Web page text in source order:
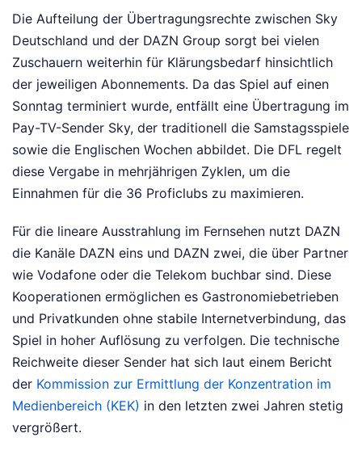
Die Aufteilung der Übertragungsrechte zwischen Sky
Deutschland und der DAZN Group sorgt bei vielen
Zuschauern weiterhin für Klärungsbedarf hinsichtlich
der jeweiligen Abonnements. Da das Spiel auf einen
Sonntag terminiert wurde, entfällt eine Übertragung im
Pay-TV-Sender Sky, der traditionell die Samstagsspiele
sowie die Englischen Wochen abbildet. Die DFL regelt
diese Vergabe in mehrjährigen Zyklen, um die
Einnahmen für die 36 Proficlubs zu maximieren.
Für die lineare Ausstrahlung im Fernsehen nutzt DAZN
die Kanäle DAZN eins und DAZN zwei, die über Partner
wie Vodafone oder die Telekom buchbar sind. Diese
Kooperationen ermöglichen es Gastronomiebetrieben
und Privatkunden ohne stabile Internetverbindung, das
Spiel in hoher Auflösung zu verfolgen. Die technische
Reichweite dieser Sender hat sich laut einem Bericht
der Kommission zur Ermittlung der Konzentration im
Medienbereich (KEK) in den letzten zwei Jahren stetig
vergrößert.